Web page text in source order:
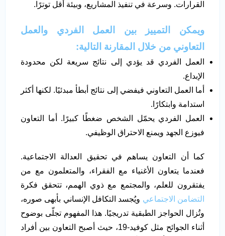
القرارات. وسرعة في تنفيذ المشاريع، وبيئة أقل توترًا.
ويمكن التمييز بين العمل الفردي والعمل
التعاوني من خلال المقارنة التالية:
العمل الفردي قد يؤدي إلى نتائج سريعة لكن محدودة
الإبداع.
أما العمل التعاوني فيفضي إلى نتائج أبطأ مبدئيًا. لكنها أكثر
استدامة وابتكارًا.
العمل الفردي يحمّل الشخص ضغطًا كبيرًا. أما التعاون
فيوزع الجهد ويمنع الاحتراق الوظيفي.
كما أن التعاون يساهم في تحقيق العدالة الاجتماعية.
فعندما يتعاون الأغنياء مع الفقراء، والمتعلمون مع من
يفتقرون للعلم، والمجتمع مع ذوي الهمم، تتحقق فكرة
التضامن الاجتماعي ويُجسد التكافل الإنساني بأبهى صوره،
وتُزال الحواجز الطبقية تدريجيًا. هذا المفهوم تجلّى بوضوح
أثناء الجوائح مثل كوفيد-19، حيث أصبح التعاون بين أفراد